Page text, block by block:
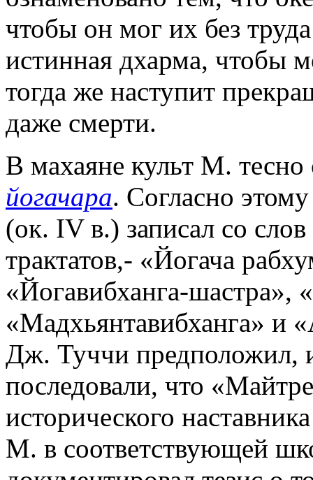
чтобы он мог их без
истинная дхарма, чтобы
тогда же наступит
даже смерти.
В махаяне культ М.
йогачара. Согласно
(ок. IV в.) записал со
трактатов,- «Йогача
«Йогавибханга-шастра»,
«Мадхьянтавибханга» и
Дж. Туччи предположил,
последовали, что
исторического
М. в соответствующей